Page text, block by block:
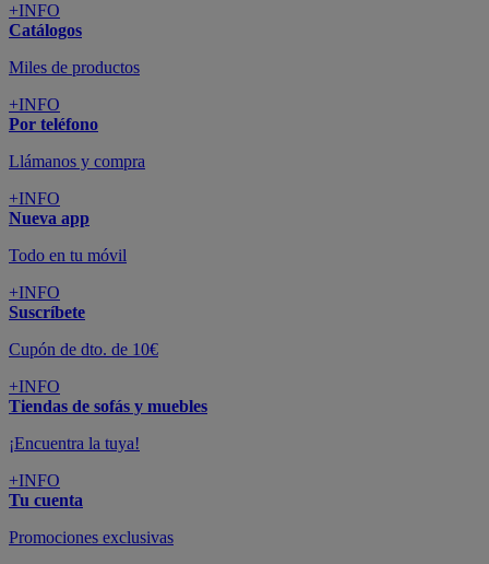
+INFO
Catálogos
Miles de productos
+INFO
Por teléfono
Llámanos y compra
+INFO
Nueva app
Todo en tu móvil
+INFO
Suscríbete
Cupón de dto. de 10€
+INFO
Tiendas de sofás y muebles
¡Encuentra la tuya!
+INFO
Tu cuenta
Promociones exclusivas